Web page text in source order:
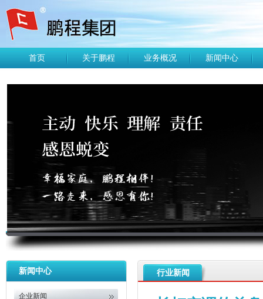
首页 关于鹏程 业务概况 新闻中心
新闻中心
企业新闻
行业新闻